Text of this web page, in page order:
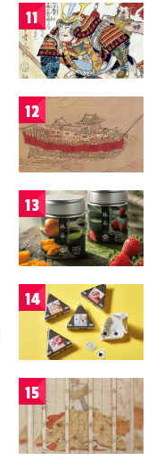
11
12
13
14
15